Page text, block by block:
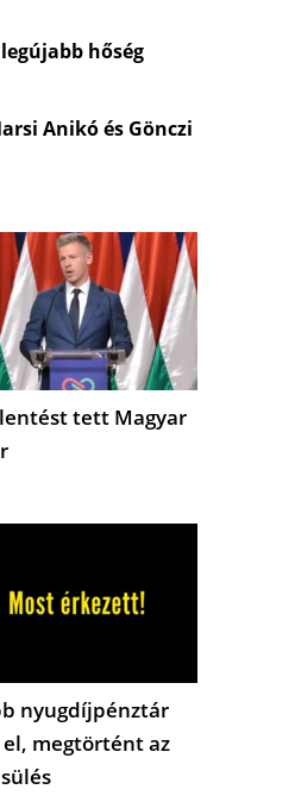
hőség
Anikó és Gönczi
tett Magyar
nyugdíjpénztár
megtörtént az